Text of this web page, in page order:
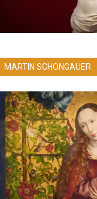
MARTIN SCHONGAUER